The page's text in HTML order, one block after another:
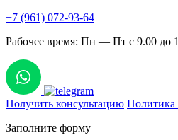
+7 (961) 072-93-64
Рабочее время: Пн — Пт с 9.00 до
Получить консультацию Политика
Заполните форму